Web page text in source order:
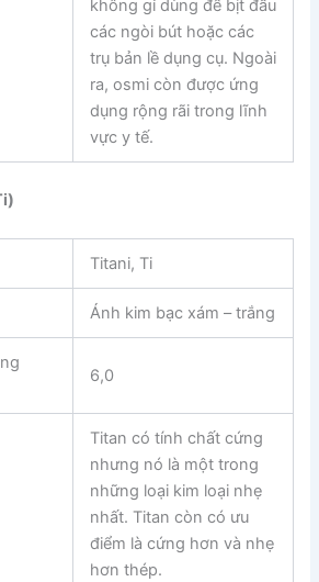
không gỉ dùng để bịt đầu
các ngòi bút hoặc các
trụ bản lề dụng cụ. Ngoài
ra, osmi còn được ứng
dụng rộng rãi trong lĩnh
vực y tế.
Titani, Ti
Ánh kim bạc xám – trắng
6,0
Titan có tính chất cứng
nhưng nó là một trong
những loại kim loại nhẹ
nhất. Titan còn có ưu
điểm là cứng hơn và nhẹ
hơn thép.